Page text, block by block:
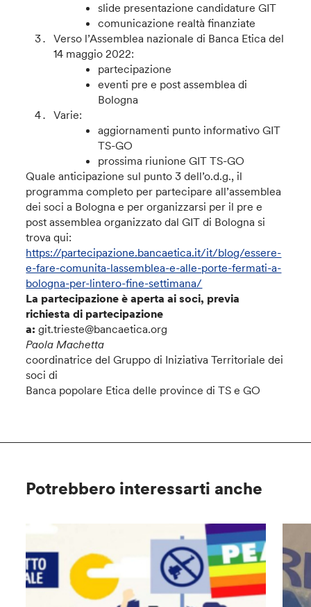
slide presentazione candidature GIT
comunicazione realtà finanziate
Verso l’Assemblea nazionale di Banca Etica del
14 maggio 2022:
partecipazione
eventi pre e post assemblea di
Bologna
Varie:
aggiornamenti punto informativo GIT
TS-GO
prossima riunione GIT TS-GO
Quale anticipazione sul punto 3 dell’o.d.g., il
programma completo per partecipare all’assemblea
dei soci a Bologna e per organizzarsi per il pre e
post assemblea organizzato dal GIT di Bologna si
trova qui:
https://partecipazione.bancaetica.it/it/blog/essere-
e-fare-comunita-lassemblea-e-alle-porte-fermati-a-
bologna-per-lintero-fine-settimana/
La partecipazione è aperta ai soci, previa
richiesta di partecipazione
a:git.trieste@bancaetica.org
Paola Machetta
coordinatrice del Gruppo di Iniziativa Territoriale dei
soci di
Banca popolare Etica delle province di TS e GO
Potrebbero interessarti anche